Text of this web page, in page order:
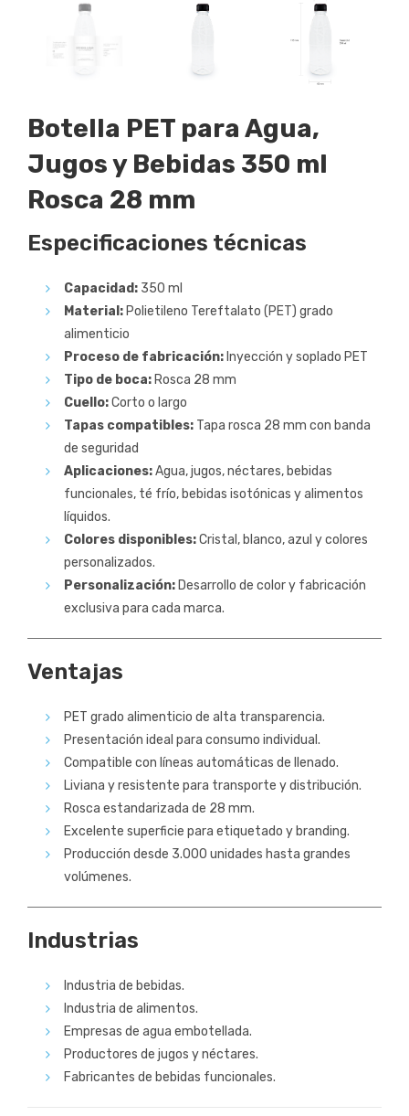
Botella PET para Agua,
Jugos y Bebidas 350 ml
Rosca 28 mm
Especificaciones técnicas
Capacidad: 350 ml
Material: Polietileno Tereftalato (PET) grado
alimenticio
Proceso de fabricación: Inyección y soplado PET
Tipo de boca: Rosca 28 mm
Cuello:Corto o largo
Tapas compatibles: Tapa rosca 28 mm con banda
de seguridad
Aplicaciones:Agua, jugos, néctares, bebidas
funcionales, té frío, bebidas isotónicas y alimentos
líquidos.
Colores disponibles:Cristal, blanco, azul y colores
personalizados.
Personalización: Desarrollo de color y fabricación
exclusiva para cada marca.
Ventajas
PET grado alimenticio de alta transparencia.
Presentación ideal para consumo individual.
Compatible con líneas automáticas de llenado.
Liviana y resistente para transporte y distribución.
Rosca estandarizada de 28 mm.
Excelente superficie para etiquetado y branding.
Producción desde 3.000 unidades hasta grandes
volúmenes.
Industrias
Industria de bebidas.
Industria de alimentos.
Empresas de agua embotellada.
Productores de jugos y néctares.
Fabricantes de bebidas funcionales.